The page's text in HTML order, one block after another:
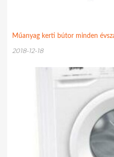
Műanyag kerti bútor minden
2018-12-18